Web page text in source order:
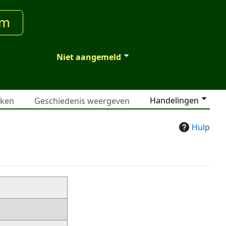
Niet aangemeld
Handelingen
Geschiedenis weergeven
Hulp